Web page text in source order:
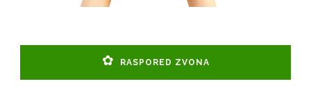
RASPORED ZVONA